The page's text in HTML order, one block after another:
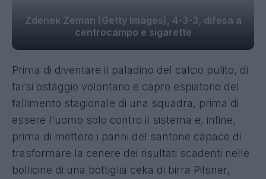
Zdenek Zeman (Getty Images), 4-3-3, difesa a
centrocampo e sigarette
Prima di diventare il paladino del calcio pulito, di
farsi ostaggio volontario e capro espiatorio del
fallimento stagionale di una squadra, prima di
essere l'uomo solo contro il sistema e, infine,
prima di mettere i panni del santone capace di
trasformare la cenere dei risultati scadenti nelle
bollicine di una bottiglia ceka di birra Pilsner,